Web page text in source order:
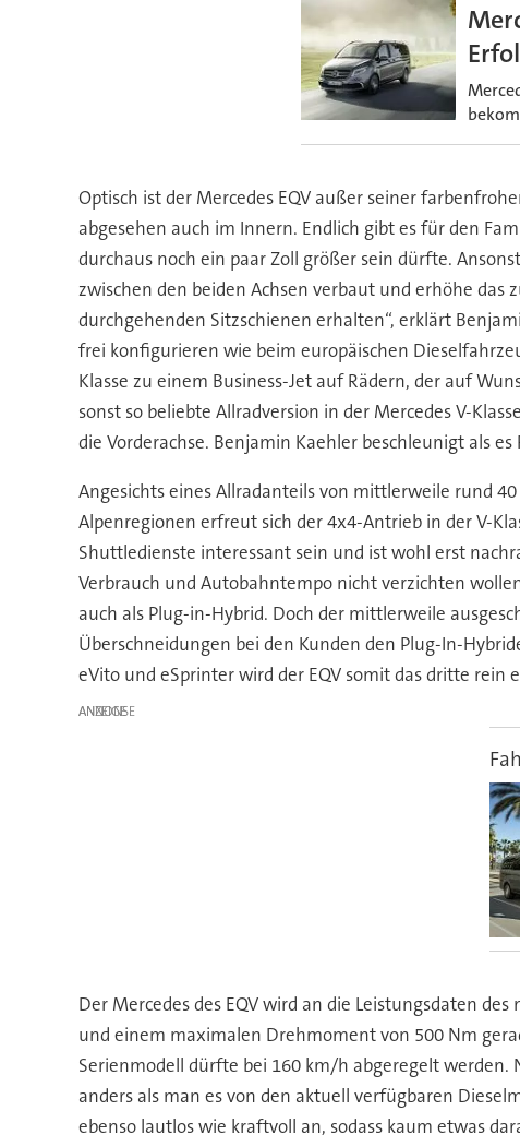
Optisch ist der Mercedes EQV außer seiner
abgesehen auch im Innern. Endlich gibt es für den
durchaus noch ein paar Zoll größer sein dürfte.
zwischen den beiden Achsen verbaut und erhöhe
durchgehenden Sitzschienen erhalten“, erklärt
frei konfigurieren wie beim europäischen
Klasse zu einem Business-Jet auf Rädern, der auf
sonst so beliebte Allradversion in der Mercedes V-
die Vorderachse. Benjamin Kaehler beschleunigt als
Angesichts eines Allradanteils von mittlerweile rund
Alpenregionen erfreut sich der 4x4-Antrieb in der V-
Shuttledienste interessant sein und ist wohl erst
Verbrauch und Autobahntempo nicht verzichten
auch als Plug-in-Hybrid. Doch der mittlerweile
Überschneidungen bei den Kunden den Plug-In-
eVito und eSprinter wird der EQV somit das dritte rein
ANZEIGE
Der Mercedes des EQV wird an die Leistungsdaten
und einem maximalen Drehmoment von 500 Nm
Serienmodell dürfte bei 160 km/h abgeregelt werden.
anders als man es von den aktuell verfügbaren
ebenso lautlos wie kraftvoll an, sodass kaum etwas